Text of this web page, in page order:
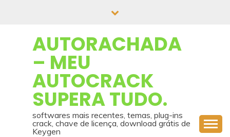
AUTORACHADA
– MEU
AUTOCRACK
SUPERA TUDO.
softwares mais recentes, temas, plug-ins
crack, chave de licença, download grátis de
Keygen